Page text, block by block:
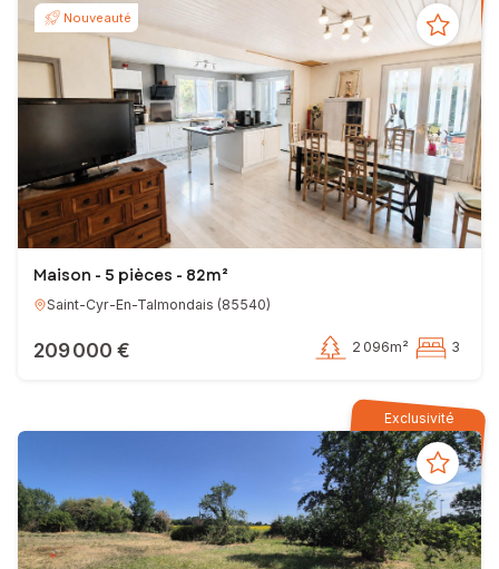
Je vous propose :
Si vous êtes vendeur :
- Une estimation au plus juste du prix
- Un accompagnement dans toutes les étapes de la vente
- Les comptes-rendus réguliers des démarches entreprises
- La visibilité de votre bien avec un réseau multidiffusion
- Des prix imbattables concernant les diagnostics immobiliers
obligatoires
- Une mise en valeur de votre bien à la hauteur des circonstances.
Si vous êtes acheteur :
- Une connaissance approfondie du marché local
envies
- La disponibilité des diagnostics techniques du bien dès la première
- Une expertise en bâtiment (devis des artisans, conseils des
architectes...)
Ensemble, réalisons, dans les meilleures conditions, votre projet
Franck PETOT
Conseiller indépendant en immobilier SAFTI
Nouveauté
Maison - 5 pièces - 82m²
Saint-Cyr-En-Talmondais (85540)
209 000 € 2 096m² 3
Exclusivité